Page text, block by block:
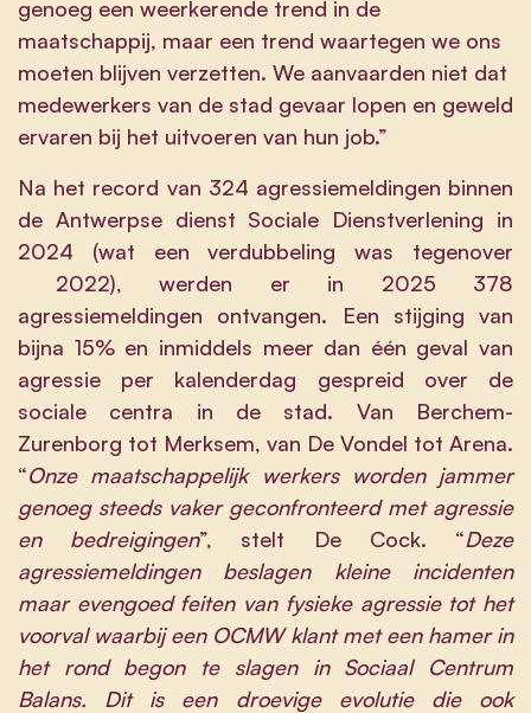
genoeg een weerkerende trend in de
maatschappij, maar een trend waartegen we ons
moeten blijven verzetten. We aanvaarden niet dat
medewerkers van de stad gevaar lopen en geweld
ervaren bij het uitvoeren van hun job.”
Na het record van 324 agressiemeldingen binnen
de Antwerpse dienst Sociale Dienstverlening in
2024 (wat een verdubbeling was tegenover
2022), werden er in 2025 378
agressiemeldingen ontvangen. Een stijging van
bijna 15% en inmiddels meer dan één geval van
agressie per kalenderdag gespreid over de
sociale centra in de stad. Van Berchem-
Zurenborg tot Merksem, van De Vondel tot Arena.
“Onze maatschappelijk werkers worden jammer
genoeg steeds vaker geconfronteerd met agressie
en bedreigingen”, stelt De Cock. “Deze
agressiemeldingen beslagen kleine incidenten
maar evengoed feiten van fysieke agressie tot het
voorval waarbij een OCMW klant met een hamer in
het rond begon te slagen in Sociaal Centrum
Balans. Dit is een droevige evolutie die ook